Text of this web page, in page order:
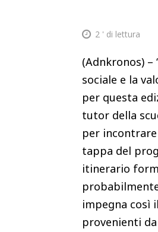
2 ' di lettura
(Adnkronos)
sociale e la
per questa
tutor della
per
tappa del
itinerario
impegna così
provenienti